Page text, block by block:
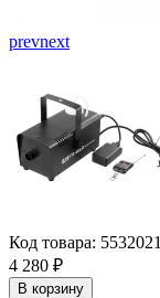
prevnext
Код товара: 5532021
4 280 ₽
В корзину